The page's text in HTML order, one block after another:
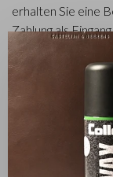
erhalten Sie eine
Zahlung als
bearbeitet und
Wie sehe ich ob
Bei jedem Artikel